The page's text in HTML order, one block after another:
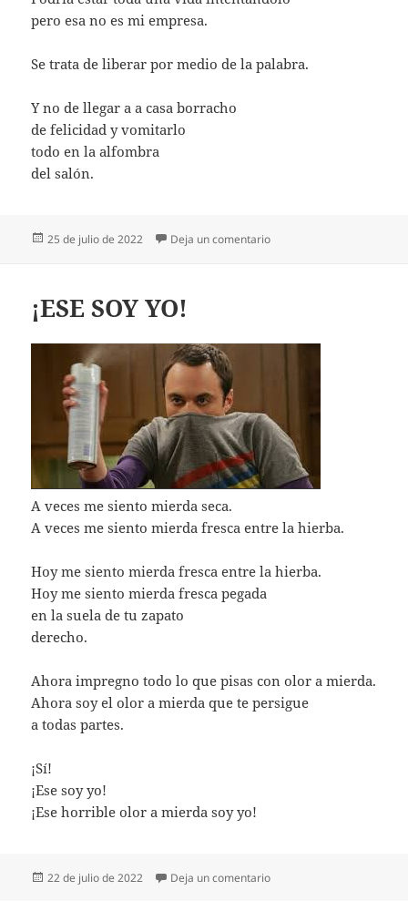
pero esa no es mi empresa.
Se trata de liberar por medio de la palabra.
Y no de llegar a a casa borracho
de felicidad y vomitarlo
todo en la alfombra
del salón.
Publicado
25 de julio de 2022 Deja un comentarioen BORRACHO DE
¡ESE SOY YO!
A veces me siento mierda seca.
A veces me siento mierda fresca entre la hierba.
Hoy me siento mierda fresca entre la hierba.
Hoy me siento mierda fresca pegada
en la suela de tu zapato
derecho.
Ahora impregno todo lo que pisas con olor a mierda.
Ahora soy el olor a mierda que te persigue
a todas partes.
¡Sí!
¡Ese soy yo!
¡Ese horrible olor a mierda soy yo!
Publicado
22 de julio de 2022 Deja un comentarioen ¡ESE SOY YO!